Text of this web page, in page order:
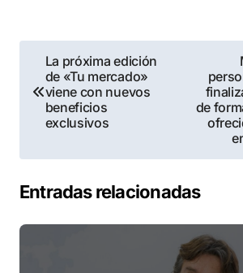
Navegación
de
entradas
La próxima edición
de «Tu mercado»
viene con nuevos
beneficios
exclusivos
de
Entradas relacionadas